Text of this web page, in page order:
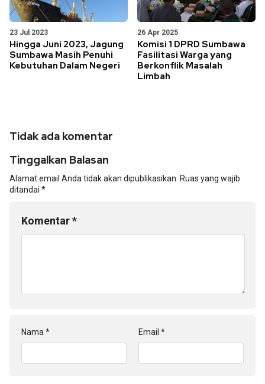
23 Jul 2023
Hingga Juni 2023, Jagung
Sumbawa Masih Penuhi
Kebutuhan Dalam Negeri
26 Apr 2025
Komisi 1 DPRD Sumbawa
Fasilitasi Warga yang
Berkonflik Masalah
Limbah
Tidak ada komentar
Tinggalkan Balasan
Alamat email Anda tidak akan dipublikasikan. Ruas yang wajib
ditandai *
Komentar*
Nama * Email *